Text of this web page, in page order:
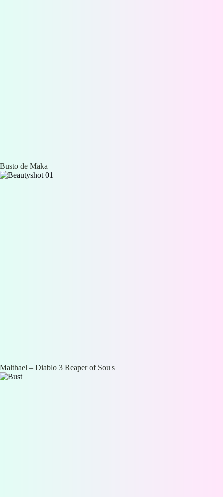
Busto de Maka
Malthael – Diablo 3 Reaper of Souls